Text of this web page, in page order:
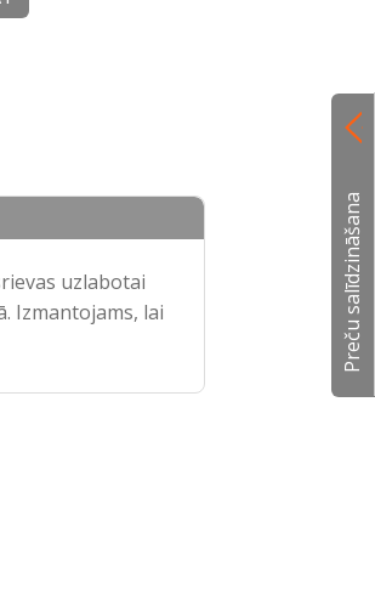
Preču salīdzināšana
uzlabotai
Izmantojams, lai